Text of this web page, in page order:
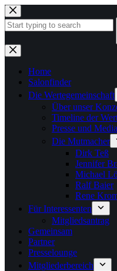
Zum
Inhalt
springen
Keine
Ergebnisse
Home
Salonfinder
Die Wertegemeinschaft
Über unser
Timeline der
Presse und
Die Mutmacher
Dirk Teß
Jennifer
Michael
Ralf Baier
Rene
Für Interessenten
Mitgliedsantrag
Gemeinsam
Partner
Presselounge
Mitgliederbereich